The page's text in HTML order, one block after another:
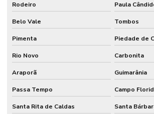
Rodeiro Paula
Belo Vale Tombos
Pimenta Piedade de
Rio Novo Carbonita
Araporã Guimarânia
Passa Tempo Campo
Santa Rita de Caldas Santa